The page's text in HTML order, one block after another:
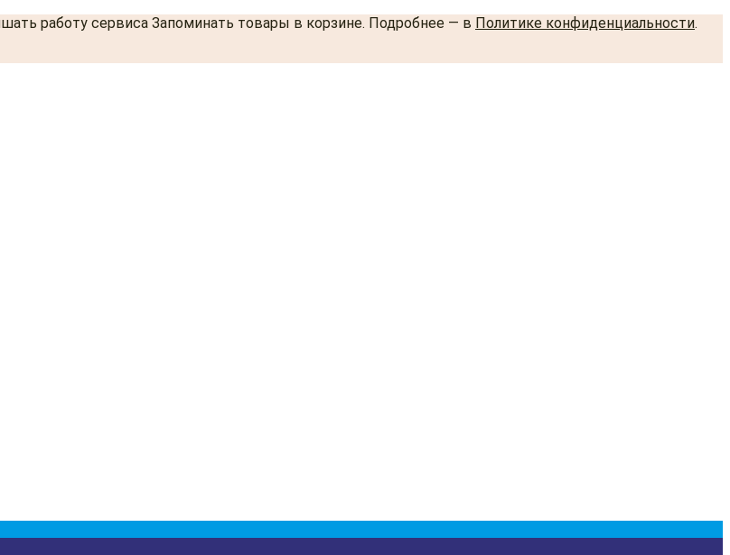
работу сервиса Запоминать товары в корзине. Подробнее — в Политике конфиденциальности.